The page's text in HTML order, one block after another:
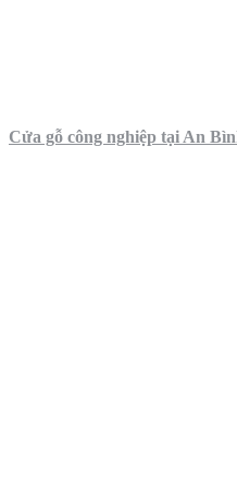
Cửa gỗ công nghiệp tại An